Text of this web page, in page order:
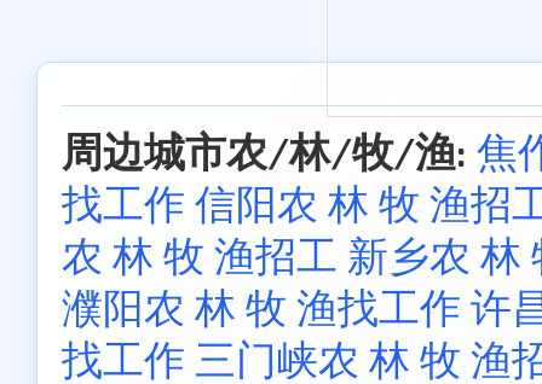
周边城市农/林/牧/渔: 焦
找工作 信阳农 林 牧 渔招
农 林 牧 渔招工 新乡农 林
濮阳农 林 牧 渔找工作 许
找工作 三门峡农 林 牧 渔